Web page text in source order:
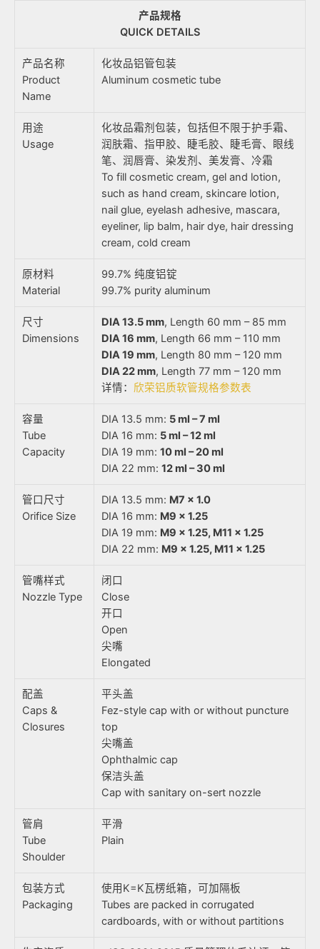
产品规格
QUICK DETAILS
产品名称
Product
Name
化妆品铝管包装
Aluminum cosmetic tube
用途
Usage
化妆品霜剂包装，包括但不限于护手霜、
润肤霜、指甲胶、睫毛胶、睫毛膏、眼线
笔、润唇膏、染发剂、美发膏、冷霜
To fill cosmetic cream, gel and lotion,
such as hand cream, skincare lotion,
nail glue, eyelash adhesive, mascara,
eyeliner, lip balm, hair dye, hair dressing
cream, cold cream
原材料
Material
99.7% 纯度铝锭
99.7% purity aluminum
尺寸
Dimensions
DIA 13.5 mm, Length 60 mm – 85 mm
DIA 16 mm, Length 66 mm – 110 mm
DIA 19 mm, Length 80 mm – 120 mm
DIA 22 mm, Length 77 mm – 120 mm
详情： 欣荣铝质软管规格参数表
容量
Tube
Capacity
DIA 13.5 mm: 5 ml – 7 ml
DIA 16 mm: 5 ml – 12 ml
DIA 19 mm: 10 ml – 20 ml
DIA 22 mm: 12 ml – 30 ml
管口尺寸
Orifice Size
DIA 13.5 mm: M7 x 1.0
DIA 16 mm: M9 x 1.25
DIA 19 mm: M9 x 1.25, M11 x 1.25
DIA 22 mm: M9 x 1.25, M11 x 1.25
管嘴样式
Nozzle Type
闭口
Close
开口
Open
尖嘴
Elongated
配盖
Caps &
Closures
平头盖
Fez-style cap with or without puncture
top
尖嘴盖
Ophthalmic cap
保洁头盖
Cap with sanitary on-sert nozzle
管肩
Tube
Shoulder
平滑
Plain
包装方式
Packaging
使用K=K瓦楞纸箱，可加隔板
Tubes are packed in corrugated
cardboards, with or without partitions